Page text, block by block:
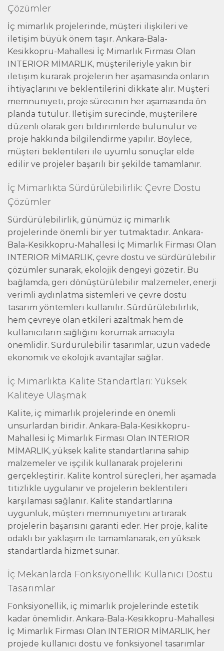
Çözümler
İç mimarlık projelerinde, müşteri ilişkileri ve
iletişim büyük önem taşır. Ankara-Bala-
Kesikkopru-Mahallesi İç Mimarlık Firması Olan
INTERIOR MİMARLIK, müşterileriyle yakın bir
iletişim kurarak projelerin her aşamasında onların
ihtiyaçlarını ve beklentilerini dikkate alır. Müşteri
memnuniyeti, proje sürecinin her aşamasında ön
planda tutulur. İletişim sürecinde, müşterilere
düzenli olarak geri bildirimlerde bulunulur ve
proje hakkında bilgilendirme yapılır. Böylece,
müşteri beklentileri ile uyumlu sonuçlar elde
edilir ve projeler başarılı bir şekilde tamamlanır.
İç Mimarlıkta Sürdürülebilirlik: Çevre Dostu
Çözümler
Sürdürülebilirlik, günümüz iç mimarlık
projelerinde önemli bir yer tutmaktadır. Ankara-
Bala-Kesikkopru-Mahallesi İç Mimarlık Firması Olan
INTERIOR MİMARLIK, çevre dostu ve sürdürülebilir
çözümler sunarak, ekolojik dengeyi gözetir. Bu
bağlamda, geri dönüştürülebilir malzemeler, enerji
verimli aydınlatma sistemleri ve çevre dostu
tasarım yöntemleri kullanılır. Sürdürülebilirlik,
hem çevreye olan etkileri azaltmak hem de
kullanıcıların sağlığını korumak amacıyla
önemlidir. Sürdürülebilir tasarımlar, uzun vadede
ekonomik ve ekolojik avantajlar sağlar.
İç Mimarlıkta Kalite Standartları: Yüksek
Kaliteye Ulaşmak
Kalite, iç mimarlık projelerinde en önemli
unsurlardan biridir. Ankara-Bala-Kesikkopru-
Mahallesi İç Mimarlık Firması Olan INTERIOR
MİMARLIK, yüksek kalite standartlarına sahip
malzemeler ve işçilik kullanarak projelerini
gerçekleştirir. Kalite kontrol süreçleri, her aşamada
titizlikle uygulanır ve projelerin beklentileri
karşılaması sağlanır. Kalite standartlarına
uygunluk, müşteri memnuniyetini artırarak
projelerin başarısını garanti eder. Her proje, kalite
odaklı bir yaklaşım ile tamamlanarak, en yüksek
standartlarda hizmet sunar.
İç Mekanlarda Fonksiyonellik: Kullanıcı Dostu
Tasarımlar
Fonksiyonellik, iç mimarlık projelerinde estetik
kadar önemlidir. Ankara-Bala-Kesikkopru-Mahallesi
İç Mimarlık Firması Olan INTERIOR MİMARLIK, her
projede kullanıcı dostu ve fonksiyonel tasarımlar